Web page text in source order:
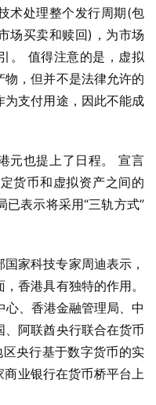
术处理整个发行周期(包
场买卖和赎回)，为市场
。 值得注意的是，虚拟
，但并不是法律允许的
支付用途，因此不能成
元也提上了日程。 宣言
货币和虚拟资产之间的
已表示将采用“三轨方式”
家科技专家周迪表示，
香港具有独特的作用。
心、香港金融管理局、中
阿联酋央行联合在货币
央行基于数字货币的实
业银行在货币桥平台上